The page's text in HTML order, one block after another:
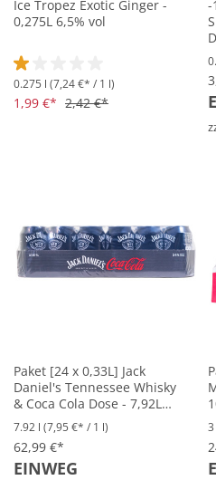
Ice Tropez Exotic Ginger -
0,275L 6,5% vol
Durchschnittliche Bewertung
0.275 l (7,24 €* / 1 l)
1,99 €* 2,42 €*
-
Paket [24 x 0,33L] Jack
Daniel's Tennessee Whisky
& Coca Cola Dose - 7,92L
10% vol
7.92 l (7,95 €* / 1 l)
62,99 €*
EINWEG
3